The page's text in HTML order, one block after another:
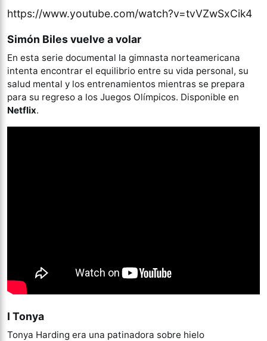
https://www.youtube.com/watch?v=tvVZwSxCik4
Simón Biles vuelve a volar
En esta serie documental la gimnasta norteamericana
intenta encontrar el equilibrio entre su vida personal, su
salud mental y los entrenamientos mientras se prepara
para su regreso a los Juegos Olímpicos. Disponible en
Netflix.
I Tonya
Tonya Harding era una patinadora sobre hielo